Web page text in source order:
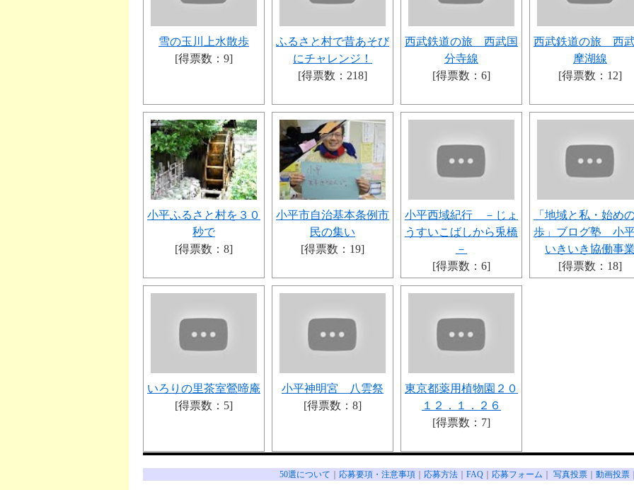
雪の玉川上水散歩
[得票数：9]
ふるさと村で昔あそび
にチャレンジ！
[得票数：218]
西武鉄道の旅 西武国
分寺線
[得票数：6]
西武鉄道の旅 西
摩湖線
[得票数：12]
小平ふるさと村を３０
秒で
[得票数：8]
小平市自治基本条例市
民の集い
[得票数：19]
小平西域紀行 －じょ
うすいこばしから兎橋
－
[得票数：6]
「地域と私・始め
歩」ブログ塾 小
いきいき協働事
[得票数：18]
いろりの里茶室鶯啼庵
[得票数：5]
小平神明宮 八雲祭
[得票数：8]
東京都薬用植物園２０
１２．１．２６
[得票数：7]
50選について 応募要項・注意事項｜ 応募方法｜ FAQ｜ 応募フォーム 写真投票｜ 動画投票